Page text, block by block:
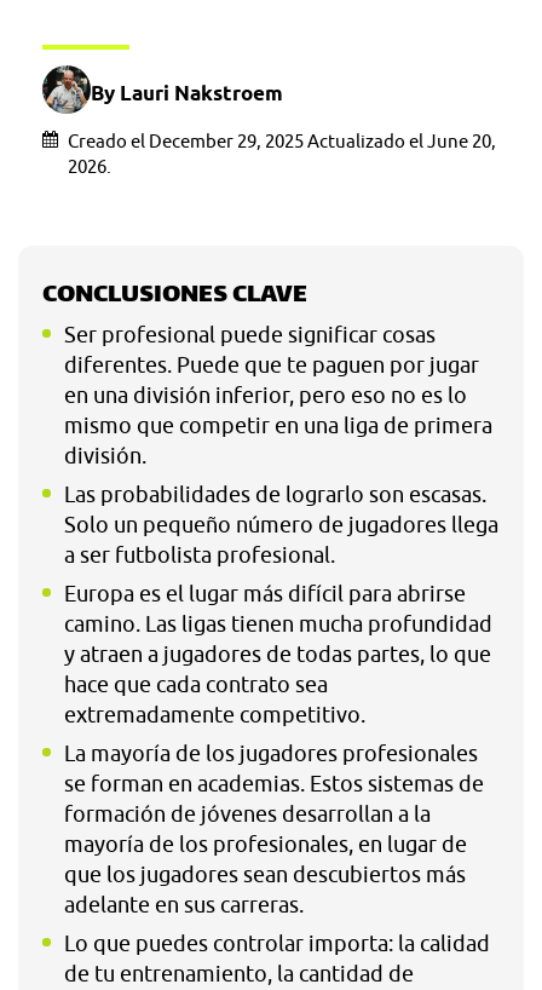
By Lauri Nakstroem
Creado el December 29, 2025 Actualizado el June 20,
2026.
CONCLUSIONES CLAVE
Ser profesional puede significar cosas
diferentes. Puede que te paguen por jugar
en una división inferior, pero eso no es lo
mismo que competir en una liga de primera
división.
Las probabilidades de lograrlo son escasas.
Solo un pequeño número de jugadores llega
a ser futbolista profesional.
Europa es el lugar más difícil para abrirse
camino. Las ligas tienen mucha profundidad
y atraen a jugadores de todas partes, lo que
hace que cada contrato sea
extremadamente competitivo.
La mayoría de los jugadores profesionales
se forman en academias. Estos sistemas de
formación de jóvenes desarrollan a la
mayoría de los profesionales, en lugar de
que los jugadores sean descubiertos más
adelante en sus carreras.
Lo que puedes controlar importa: la calidad
de tu entrenamiento, la cantidad de